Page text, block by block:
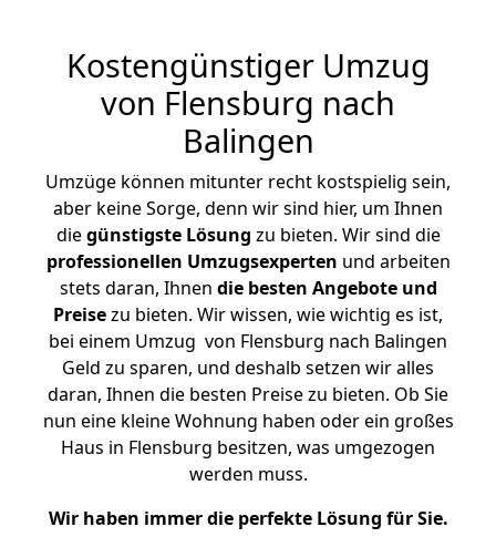
Kostengünstiger Umzug
von Flensburg nach
Balingen
Umzüge können mitunter recht kostspielig sein,
aber keine Sorge, denn wir sind hier, um Ihnen
diegünstigste Lösung zu bieten. Wir sind die
professionellen Umzugsexperten und arbeiten
stets daran, Ihnen die besten Angebote und
Preisezu bieten. Wir wissen, wie wichtig es ist,
bei einem Umzug von Flensburg nach Balingen
Geld zu sparen, und deshalb setzen wir alles
daran, Ihnen die besten Preise zu bieten. Ob Sie
nun eine kleine Wohnung haben oder ein großes
Haus in Flensburg besitzen, was umgezogen
werden muss.
Wir haben immer die perfekte Lösung für Sie.